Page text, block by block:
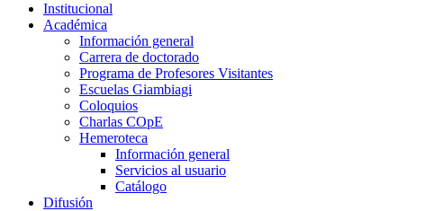
Institucional
Académica
Información general
Carrera de doctorado
Programa de Profesores Visitantes
Escuelas Giambiagi
Coloquios
Charlas COpE
Hemeroteca
Información general
Servicios al usuario
Catálogo
Difusión